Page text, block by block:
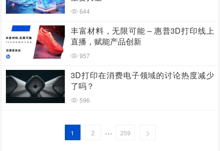
644
丰富材料，无限可能 – 惠普3D打印线上
直播，赋能产品创新
957
3D打印在消费电子领域的讨论热度减少
了吗？
596
1 2 … 259